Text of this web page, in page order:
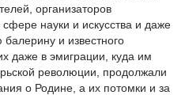
организаторов
науки и искусства и даже
балерину и известного
даже в эмиграции, куда им
революции, продолжали
о Родине, а их потомки и за